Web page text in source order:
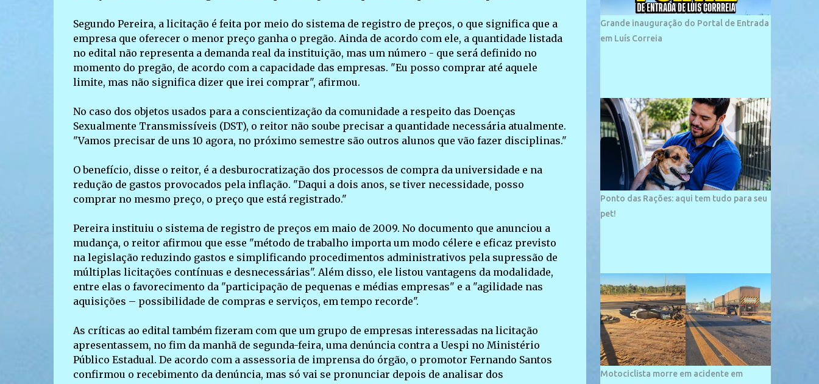
Segundo Pereira, a licitação é feita por meio do sistema de registro de preços, o que significa que a
empresa que oferecer o menor preço ganha o pregão. Ainda de acordo com ele, a quantidade listada
no edital não representa a demanda real da instituição, mas um número - que será definido no
momento do pregão, de acordo com a capacidade das empresas. "Eu posso comprar até aquele
limite, mas não significa dizer que irei comprar", afirmou.
No caso dos objetos usados para a conscientização da comunidade a respeito das Doenças
Sexualmente Transmissíveis (DST), o reitor não soube precisar a quantidade necessária atualmente.
"Vamos precisar de uns 10 agora, no próximo semestre são outros alunos que vão fazer disciplinas."
O benefício, disse o reitor, é a desburocratização dos processos de compra da universidade e na
redução de gastos provocados pela inflação. "Daqui a dois anos, se tiver necessidade, posso
comprar no mesmo preço, o preço que está registrado."
Pereira instituiu o sistema de registro de preços em maio de 2009. No documento que anunciou a
mudança, o reitor afirmou que esse "método de trabalho importa um modo célere e eficaz previsto
na legislação reduzindo gastos e simplificando procedimentos administrativos pela supressão de
múltiplas licitações contínuas e desnecessárias". Além disso, ele listou vantagens da modalidade,
entre elas o favorecimento da "participação de pequenas e médias empresas" e a "agilidade nas
aquisições – possibilidade de compras e serviços, em tempo recorde".
As críticas ao edital também fizeram com que um grupo de empresas interessadas na licitação
apresentassem, no fim da manhã de segunda-feira, uma denúncia contra a Uespi no Ministério
Público Estadual. De acordo com a assessoria de imprensa do órgão, o promotor Fernando Santos
confirmou o recebimento da denúncia, mas só vai se pronunciar depois de analisar dos
apresentando dunas em seu espaço
geográfico. Não se sabe ao certo porque a
praia leva esse nome, e muitas das suas
vizinhos. O bairro onde se localiza a praia é
palco de amplos investimentos e projetos
grandiosos como hotéis, pousadas e
residências de veraneio de grande porte. O
maior empreendimento fixado nessa área é
o SESC Praia, inaugurado em 12 de julho de
1996. Com arquitetura moderna,...
Grande inauguração do Portal de Entrada
em Luís Correia
Ponto das Rações: aqui tem tudo para seu
pet!
Motociclista morre em acidente em